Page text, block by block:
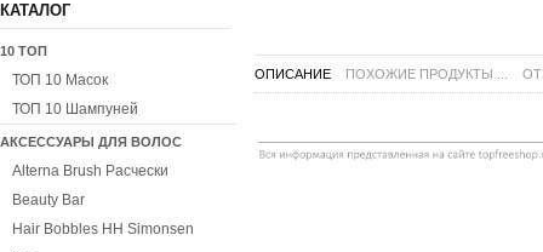
ОПИСАНИЕ ПОХОЖИЕ ПРОДУКТЫ ...
КАТАЛОГ
10 ТОП
ТОП 10 Масок
ТОП 10 Шампуней
АКСЕССУАРЫ ДЛЯ ВОЛОС
Alterna Brush Расчески
Beauty Bar
Hair Bobbles HH Simonsen